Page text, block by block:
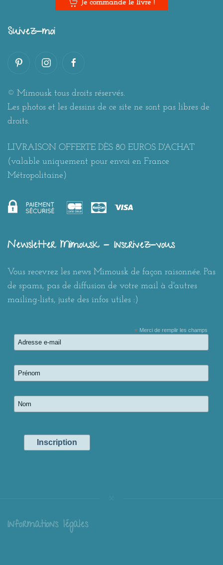
Je commande le livre !
Suivez-moi
© Mimousk tous droits réservés.
Les photos et les dessins de ce site ne sont pas libres de
droits.
LIVRAISON OFFERTE DÈS 80 EUROS D'ACHAT
(valable uniquement pour envoi en France
Métropolitaine)
Newsletter Mimousk - Inscrivez-vous
Vous recevrez les news Mimousk de façon raisonnée. Pas
de spams, pas de diffusion de votre mail à d'autres
mailing-lists, juste des infos utiles :)
* Merci de remplir les champs
Informations légales